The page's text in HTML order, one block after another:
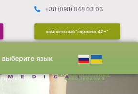
+38 (098) 048 03 03
комплексный "скрининг 40+"
выберите язык
ГИНЕКОЛОГИЯ
ВОСПАЛИТЕЛЬНЫЕ
ЗАБОЛЕВАНИЯ